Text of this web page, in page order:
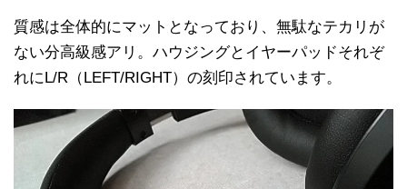
質感は全体的にマットとなっており、無駄なテカリが
ない分高級感アリ。ハウジングとイヤーパッドそれぞ
れにL/R（LEFT/RIGHT）の刻印されています。